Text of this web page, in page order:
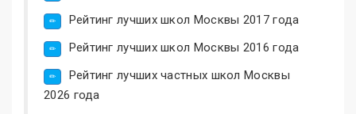
Рейтинг лучших школ Москвы 2017 года
Рейтинг лучших школ Москвы 2016 года
Рейтинг лучших частных школ Москвы
2026 года